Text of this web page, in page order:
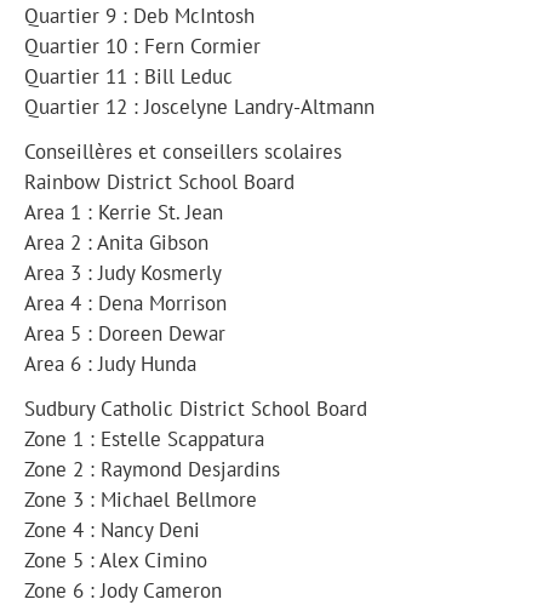
Quartier 9 : Deb McIntosh
Quartier 10 : Fern Cormier
Quartier 11 : Bill Leduc
Quartier 12 : Joscelyne Landry-Altmann
Conseillères et conseillers scolaires
Rainbow District School Board
Area 1 : Kerrie St. Jean
Area 2 : Anita Gibson
Area 3 : Judy Kosmerly
Area 4 : Dena Morrison
Area 5 : Doreen Dewar
Area 6 : Judy Hunda
Sudbury Catholic District School Board
Zone 1 : Estelle Scappatura
Zone 2 : Raymond Desjardins
Zone 3 : Michael Bellmore
Zone 4 : Nancy Deni
Zone 5 : Alex Cimino
Zone 6 : Jody Cameron